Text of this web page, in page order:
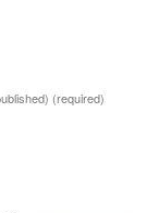
(required)